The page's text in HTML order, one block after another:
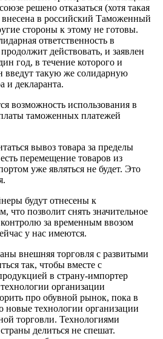
решено отказаться (хотя такая
в российский Таможенный
стороны к этому не готовы.
ответственность в
действовать, и заявлен
год, в течение которого и
введут такую же солидарную
и декларанта.
возможность использования в
таможенных платежей
вывоз товара за пределы
перемещение товаров из
уже являться не будет. Это
будут отнесены к
что позволит снять значительное
за временным ввозом
у нас имеются.
внешняя торговля с развитыми
так, чтобы вместе с
в страну-импортер
организации
про обувной рынок, пока в
новые технологии организации
торговли. Технологиями
делиться не спешат.